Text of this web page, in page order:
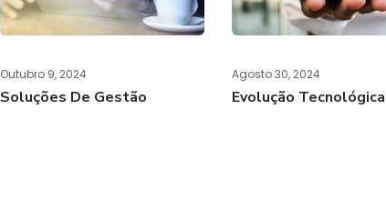
Outubro 9, 2024
Soluções De Gestão
Agosto 30, 2024
Evolução Tecnológica